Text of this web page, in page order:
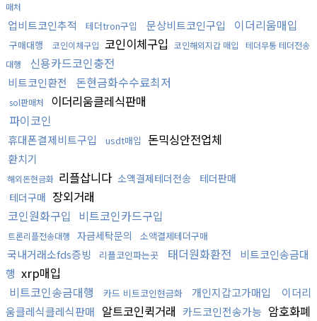
매처
업비트코인추적 테더tron구입 문상비트코인구입 이더리움매입
구매대행 코인이체구입 코인이체구입 코인해외지갑 매입
테더무통 테더전송
대행
신용카드코인충전
비트코인환전 돈현금화수수료최저
sol판매처
이더리움클레식판매
파이코인
휴대폰결제비트구입 usdt매입 돈믹싱안전업체
환치기
해외돈현금화 리플삽니다 소액결제테더전송
테더판매
테더구매 장외거래
코인원화구입 비트코인카드구입
트론리플전송대행 자금세탁문의 소액결제테더구매
국내거래소fds증빙 리플코인파는곳 태더원화환전
비트코인송금대
행 xrp매입
비트코인송금대행
카드 비트코인현금화 개인지갑고가매입
이더리
움클레식클레식판매 알트코인퀵거래 카드코인전송가능 암호화폐